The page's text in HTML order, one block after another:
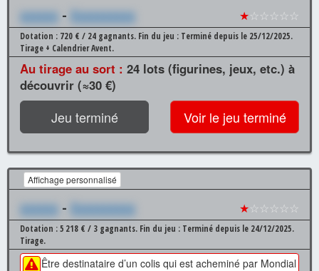
xxxxxx - Xxxxxxxxxx ★☆☆☆☆☆
Dotation : 720 € / 24 gagnants. Fin du jeu : Terminé depuis le 25/12/2025.
Tirage + Calendrier Avent.
Au tirage au sort : 24 lots (figurines, jeux, etc.) à
découvrir (≈30 €)
Jeu terminé Voir le jeu terminé
Affichage personnalisé
xxxxxx - Xxxxxxxxxx ★☆☆☆☆☆
Dotation : 5 218 € / 3 gagnants. Fin du jeu : Terminé depuis le 24/12/2025.
Tirage.
Être destinataire d’un colis qui est acheminé par Mondial